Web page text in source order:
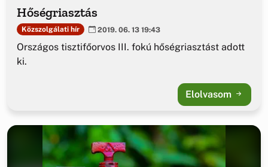
Hőségriasztás
Közszolgálati hír 2019. 06. 13 19:43
Országos tisztifőorvos III. fokú hőségriasztást adott
ki.
Elolvasom